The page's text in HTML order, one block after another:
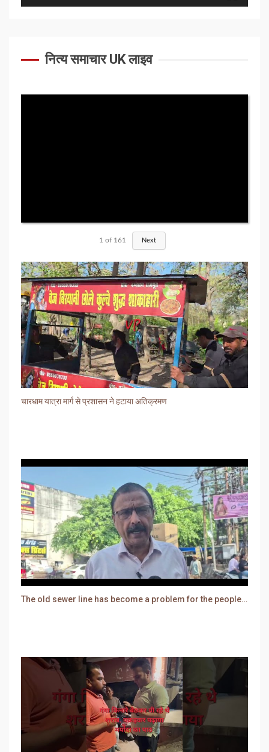
नित्य समाचार UK लाइव
1 of 161 Next
चारधाम यात्रा मार्ग से प्रशासन ने हटाया अतिक्रमण
The old sewer line has become a problem for the people. Sewer water is entering people's houses.